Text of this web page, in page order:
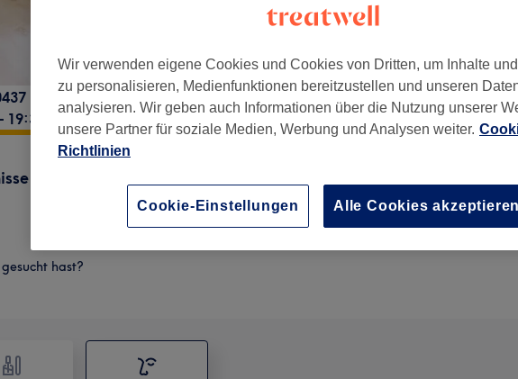
Berlin, Deutschland
15 Min.Details anzeigen
hast?
Wir verwenden eigene Cookies und Cookies von Dritten, um Inhalte
zu personalisieren, Medienfunktionen bereitzustellen und unseren
analysieren. Wir geben auch Informationen über die Nutzung unserer
unsere Partner für soziale Medien, Werbung und Analysen weiter.
Richtlinien
Cookie-Einstellungen Alle Cookies akzeptieren